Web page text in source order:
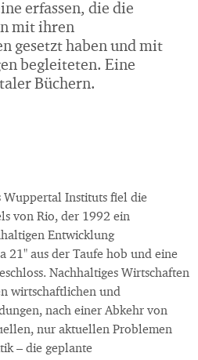
erfassen, die die
mit ihren
gesetzt haben und mit
begleiteten. Eine
Büchern.
Wuppertal Instituts fiel die
von Rio, der 1992 ein
Entwicklung
21" aus der Taufe hob und eine
Nachhaltiges Wirtschaften
wirtschaftlichen und
nach einer Abkehr von
nur aktuellen Problemen
– die geplante